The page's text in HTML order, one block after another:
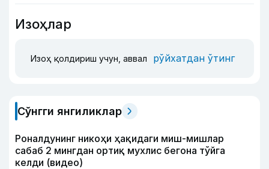
Изоҳлар
Изоҳ қолдириш учун, аввал рўйхатдан ўтинг
Сўнгги янгиликлар
Роналдунинг никоҳи ҳақидаги миш-мишлар
сабаб 2 мингдан ортиқ мухлис бегона тўйга
келди (видео)